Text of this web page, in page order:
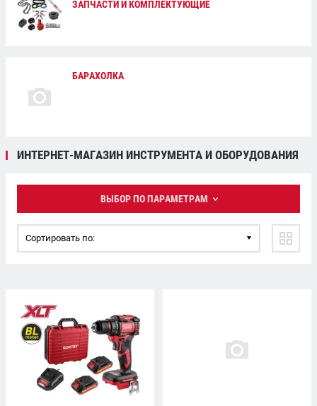
ЗАПЧАСТИ И КОМПЛЕКТУЮЩИЕ
БАРАХОЛКА
ИНТЕРНЕТ-МАГАЗИН ИНСТРУМЕНТА И ОБОРУДОВАНИЯ
Сортировать по:
ВЫБОР ПО ПАРАМЕТРАМ